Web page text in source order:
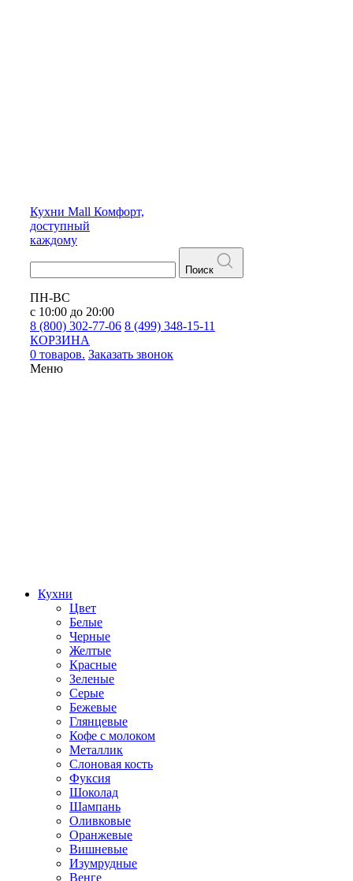
Кухни Mall Комфорт,
доступный
каждому
Поиск
ПН-ВС
с 10:00 до 20:00
8 (800) 302-77-06 8 (499) 348-15-11
КОРЗИНА
0 товаров. Заказать звонок
Меню
Кухни
Цвет
Белые
Черные
Желтые
Красные
Зеленые
Серые
Бежевые
Глянцевые
Кофе с молоком
Металлик
Слоновая кость
Фуксия
Шоколад
Шампань
Оливковые
Оранжевые
Вишневые
Изумрудные
Венге